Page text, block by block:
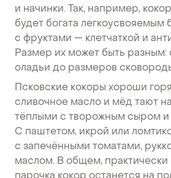
и начинки. Так, например,
будет богата легкоусвояемым
с фруктами — клетчаткой и
Размер их может быть разным:
оладьи до размеров
Псковские кокоры хороши
сливочное масло и мёд тают
тёплыми с творожным сыром и
С паштетом, икрой или
с запечёнными томатами,
маслом. В общем, практически
парочка кокор останется на